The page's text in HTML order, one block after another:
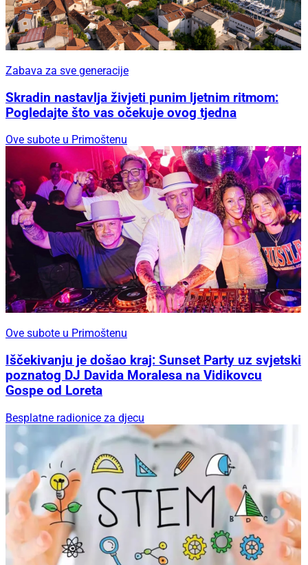
Zabava za sve generacije
Skradin nastavlja živjeti punim ljetnim ritmom:
Pogledajte što vas očekuje ovog tjedna
Ove subote u Primoštenu
Ove subote u Primoštenu
Iščekivanju je došao kraj: Sunset Party uz svjetski
poznatog DJ Davida Moralesa na Vidikovcu
Gospe od Loreta
Besplatne radionice za djecu